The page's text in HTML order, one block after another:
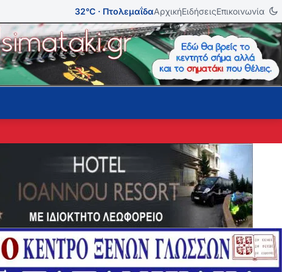
32°C · ΠτολεμαΐδαΑρχικήΕιδήσειςΕπικοινωνία